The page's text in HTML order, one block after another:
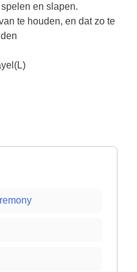
en slapen.
te houden, en dat zo te